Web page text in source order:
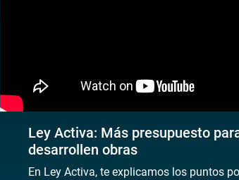
Ley Activa: Más presupuesto
desarrollen obras
En Ley Activa, te explicamos los puntos